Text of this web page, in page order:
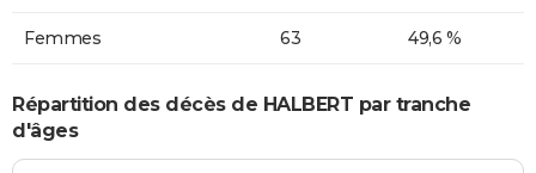
Femmes 63 49,6 %
Répartition des décès de HALBERT par tranche
d'âges